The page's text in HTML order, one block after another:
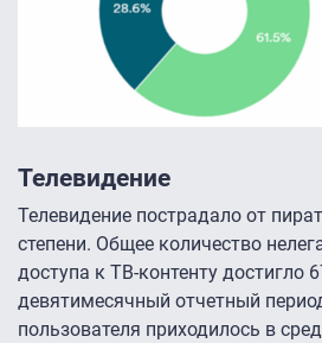
Телевидение
Телевидение пострадало от
степени. Общее количество
доступа к ТВ-контенту достигло
девятимесячный отчетный
пользователя приходилось в